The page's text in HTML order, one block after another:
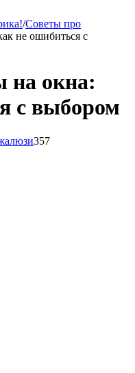
/Советы про
не ошибиться с
на окна:
с выбором
357